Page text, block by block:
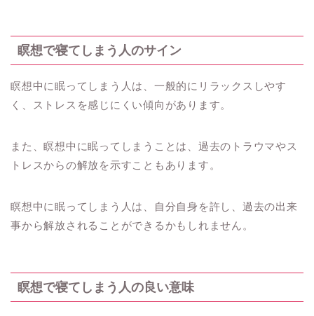
瞑想で寝てしまう人のサイン
瞑想中に眠ってしまう人は、一般的にリラックスしやす
く、ストレスを感じにくい傾向があります。
また、瞑想中に眠ってしまうことは、過去のトラウマやス
トレスからの解放を示すこともあります。
瞑想中に眠ってしまう人は、自分自身を許し、過去の出来
事から解放されることができるかもしれません。
瞑想で寝てしまう人の良い意味